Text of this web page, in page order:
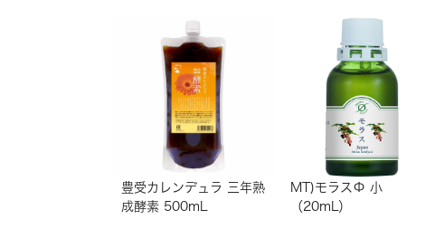
豊受カレンデュラ 三年熟
成酵素 500mL
MT)モラスΦ 小
（20mL）